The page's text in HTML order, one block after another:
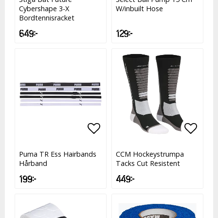
Cybershape 3-X
Bordtennisracket
649 kr
W/inbuilt Hose
129 kr
Lägg till i favoritlistan
Puma TR Ess Hairbands
Hårband
199 kr
CCM Hockeystrumpa
Tacks Cut Resistent
449 kr